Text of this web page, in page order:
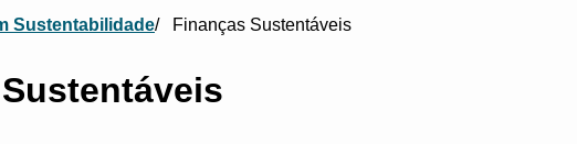
Sustentabilidade Finanças Sustentáveis